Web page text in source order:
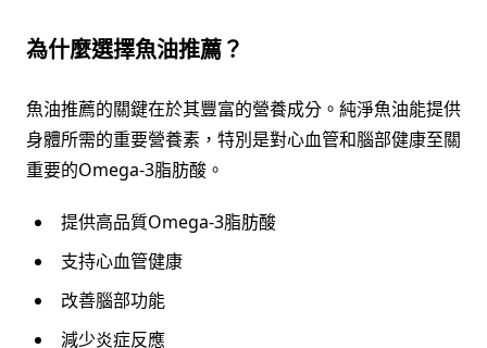
為什麼選擇魚油推薦？
魚油推薦的關鍵在於其豐富的營養成分。純淨魚油能提供
身體所需的重要營養素，特別是對心血管和腦部健康至關
重要的Omega-3脂肪酸。
提供高品質Omega-3脂肪酸
支持心血管健康
改善腦部功能
減少炎症反應